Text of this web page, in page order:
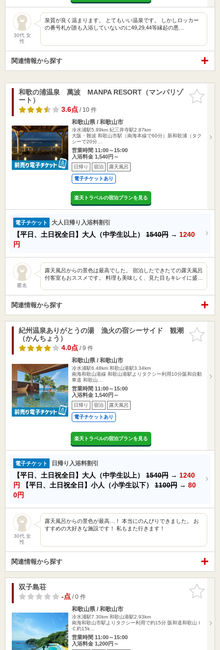
30代 女
性
泉質が良く温まります。 とてもいい温泉です。 しかしロッカー
の番号札が誰も入浴していないのに49,29,44等縁起の悪…
関連情報から探す
お気に入
りに追加
和歌の浦温泉 萬波 MANPA RESORT（マンパリゾ
ート）
3.6点/ 10 件
和歌山県 / 和歌山市
冷水浦駅5.89km 紀三井寺駅2.87km
大阪・難波 和歌山市駅（南海本線で60分）新和歌浦（タク
シーで20分…
営業時間 11:00～15:00
入浴料金 1,540円～
日帰り 宿泊 露天風呂
電子チケットあり
楽天トラベルの宿泊プランを見る
電子チケット 大人日帰り入浴料割引
【平日、土日祝全日】大人（中学生以上） 1540円 → 1240
円
匿名
露天風呂からの景色は最高でした。 宿泊したできたての露天風呂
付客室もおススメです。 料理も美味しく、見た目もキレイに盛…
関連情報から探す
お気に入
りに追加
紀州温泉ありがとうの湯 漁火の宿シーサイド 観潮
（かんちょう）
4.0点/ 9 件
和歌山県 / 和歌山市
冷水浦駅6.48km 和歌山港駅3.34km
南海和歌山港線 和歌山港駅よりタクシー利用10分阪和自動
車道 和歌山…
営業時間 11:00～15:00
入浴料金 1,540円～
日帰り 宿泊 露天風呂
電子チケットあり
楽天トラベルの宿泊プランを見る
電子チケット 日帰り入浴料割引
【平日、土日祝全日】大人（中学生以上） 1540円 → 1240
円
【平日、土日祝全日】小人（小学生以下） 1100円 → 80
0円
30代 女
性
露天風呂からの景色が最高…！ 本当にのんびりできました。 お
すすめの大好きな施設です！ 私もまた行きます！
関連情報から探す
お気に入
りに追加
双子島荘
-点/ 0 件
和歌山県 / 和歌山市
冷水浦駅7.30km 和歌山港駅2.93km
南海和歌山市駅よりタクシー利用で約15分 阪和道和歌山Ｉ
Ｃ約15k…
営業時間 11:00～15:00
入浴料金 1,200円～